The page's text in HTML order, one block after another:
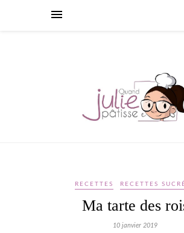
RECETTES RECETTES
Ma tarte des
10 janvier 2019